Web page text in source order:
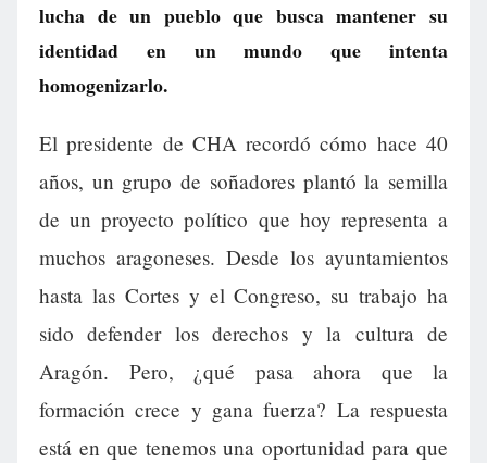
lucha de un pueblo que busca mantener su
identidad en un mundo que intenta
homogenizarlo.
El presidente de CHA recordó cómo hace 40
años, un grupo de soñadores plantó la semilla
de un proyecto político que hoy representa a
muchos aragoneses. Desde los ayuntamientos
hasta las Cortes y el Congreso, su trabajo ha
sido defender los derechos y la cultura de
Aragón. Pero, ¿qué pasa ahora que la
formación crece y gana fuerza? La respuesta
está en que tenemos una oportunidad para que